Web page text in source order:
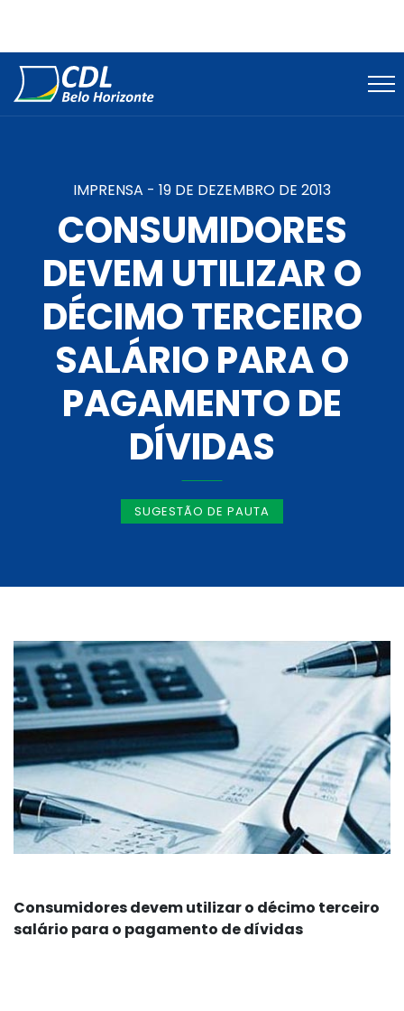
IMPRENSA - 19 DE DEZEMBRO DE 2013
CONSUMIDORES
DEVEM UTILIZAR O
DÉCIMO TERCEIRO
SALÁRIO PARA O
PAGAMENTO DE
DÍVIDAS
SUGESTÃO DE PAUTA
Consumidores devem utilizar o décimo terceiro
salário para o pagamento de dívidas